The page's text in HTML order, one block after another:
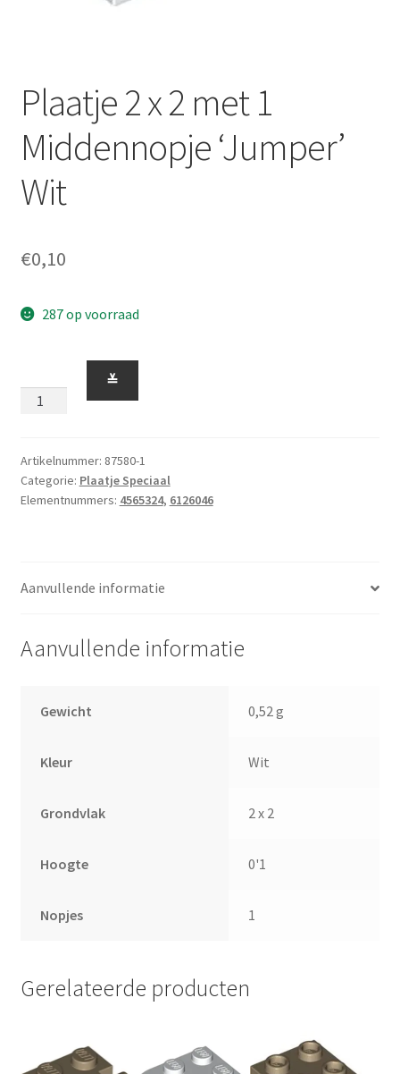
Plaatje 2 x 2 met 1
Middennopje ‘Jumper’
Wit
€0,10
287 op voorraad
2
met
1
Middennopje
≚
Artikelnummer: 87580-1
Categorie: Plaatje Speciaal
Elementnummers: 4565324, 6126046
Aanvullende informatie
Aanvullende informatie
Gewicht 0,52 g
Kleur Wit
Grondvlak 2 x 2
Hoogte 0'1
Nopjes 1
Gerelateerde producten